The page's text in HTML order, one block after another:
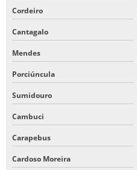
Cordeiro
Cantagalo
Mendes
Porciúncula
Sumidouro
Cambuci
Carapebus
Cardoso Moreira